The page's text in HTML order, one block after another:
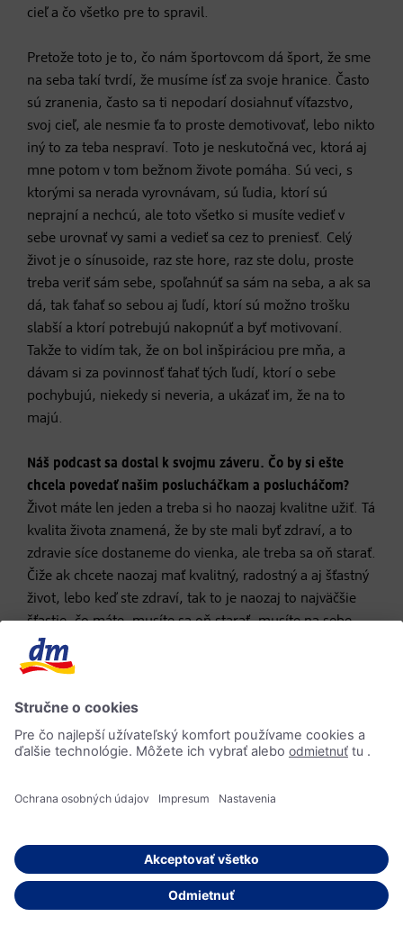
cieľ a čo všetko pre to spravil.
Pretože toto je to, čo nám športovcom dá šport, že sme
na seba takí tvrdí, že musíme ísť za svoje hranice. Často
sú zranenia, často sa ti nepodarí dosiahnuť víťazstvo,
svoj cieľ, ale nesmie ťa to proste demotivovať, lebo nikto
iný to za teba nespraví. Toto je neskutočná vec, ktorá aj
mne potom v tom bežnom živote pomáha. Sú veci, s
ktorými sa nerada vyrovnávam, sú ľudia, ktorí sú
neprajní a nechcú, ale toto všetko si musíte vedieť v
sebe urovnať vy sami a vedieť sa cez to preniesť. Celý
život je o sínusoide, raz ste hore, raz ste dolu, proste
treba veriť sám sebe, spoľahnúť sa sám na seba, a ak sa
dá, tak ťahať so sebou aj ľudí, ktorí sú možno trošku
slabší a ktorí potrebujú nakopnúť a byť motivovaní.
Takže to vidím tak, že on bol inšpiráciou pre mňa, a
dávam si za povinnosť ťahať tých ľudí, ktorí o sebe
pochybujú, niekedy si neveria, a ukázať im, že na to
majú.
Náš podcast sa dostal k svojmu záveru. Čo by si ešte
chcela povedať našim poslucháčkam a poslucháčom?
Život máte len jeden a treba si ho naozaj kvalitne užiť. Tá
kvalita života znamená, že by ste mali byť zdraví, a to
zdravie síce dostaneme do vienka, ale treba sa oň starať.
Čiže ak chcete naozaj mať kvalitný, radostný a aj šťastný
život, lebo keď ste zdraví, tak to je naozaj to najväčšie
šťastie, čo máte, musíte sa oň starať, musíte na sebe
pracovať. Takže určite žiť zdravo, zdravým životným
štýlom.
Potom si vytvoriť svoju bublinu, do ktorej patrí vaša
rodina, priatelia, lebo to je veľmi dôležité pre vaše
psychické zdravie. A keď nemáte to psychické zdravie,
je veľmi úzko prepojené, to naše telíčko a naša myseľ.
že robíte to, čo vás baví, a že tým obohacujete túto
spoločnosť, že pomôžete hoc jednému človeku na svete.
Zanechať tu proste niečo, že keď sa budete lúčiť, poviete
si, že wau. Je jedno, koľko má človek mamonu, hoc k